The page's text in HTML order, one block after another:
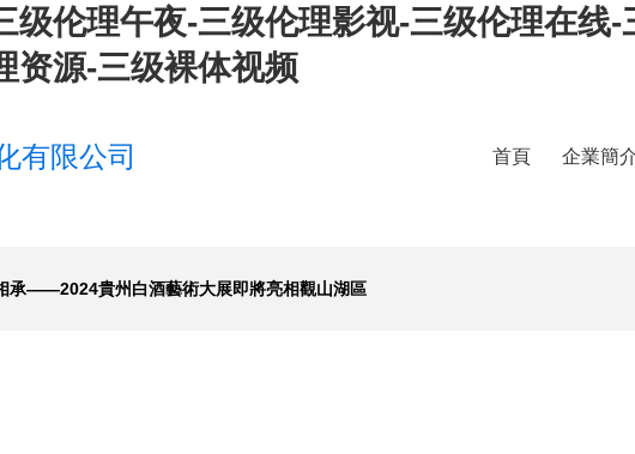
级伦理午夜-三级伦理影视-三级伦理在线
资源-三级裸体视频
有限公司 首頁 企業簡
承——2024貴州白酒藝術大展即將亮相觀山湖區